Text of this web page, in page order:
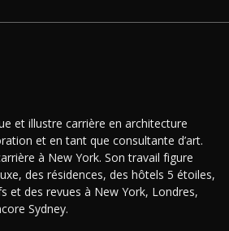
et illustre carrière en architecture
et en tant que consultante d’art.
à New York. Son travail figure
des résidences, des hôtels 5 étoiles,
et des revues à New York, Londres,
Sydney.